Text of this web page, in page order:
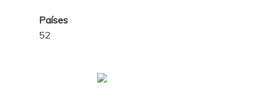
Países
52